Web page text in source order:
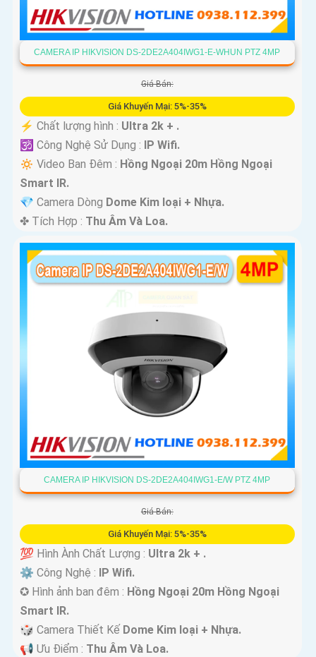
CAMERA IP HIKVISION DS-2DE2A404IWG1-E-WHUN PTZ 4MP
Giá Bán:
Giá Khuyến Mại: 5%-35%
️⚡ Chất lượng hình : Ultra 2k + .
🕉️ Công Nghệ Sử Dụng : IP Wifi.
🔅 Video Ban Đêm : Hồng Ngoại 20m Hồng Ngoại
Smart IR.
💎 Camera Dòng Dome Kim loại + Nhựa.
️✤ Tích Hợp : Thu Âm Và Loa.
CAMERA IP HIKVISION DS-2DE2A404IWG1-E/W PTZ 4MP
Giá Bán:
Giá Khuyến Mại: 5%-35%
💯 Hình Ành Chất Lượng : Ultra 2k + .
⚙ Công Nghệ : IP Wifi.
✪ Hình ảnh ban đêm : Hồng Ngoại 20m Hồng Ngoại
Smart IR.
🎲 Camera Thiết Kế Dome Kim loại + Nhựa.
️📢 Ưu Điểm : Thu Âm Và Loa.